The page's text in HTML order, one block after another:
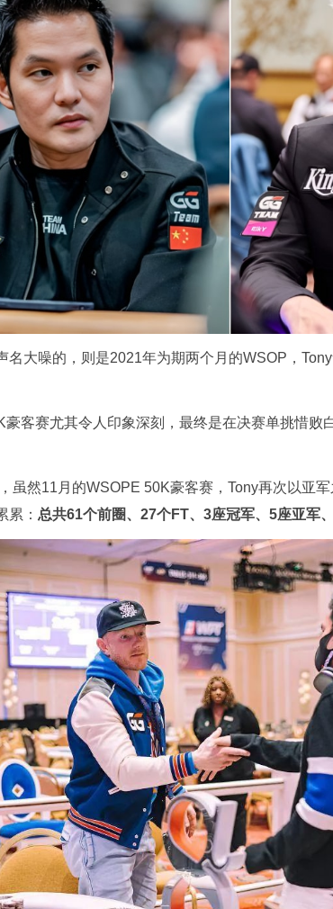
名大噪的，则是2021年为期两个月的WSOP，
豪客赛尤其令人印象深刻，最终是在决赛单挑惜败
虽然11月的WSOPE 50K豪客赛，Tony再次以亚
累： 总共61个前圈、27个FT、3座冠军、5座亚军